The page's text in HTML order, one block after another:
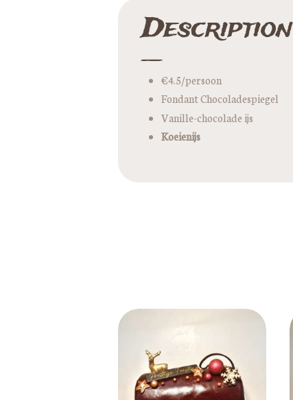
Description
€4.5/persoon
Fondant Chocoladespiegel
Vanille-chocolade ijs
Koeienijs